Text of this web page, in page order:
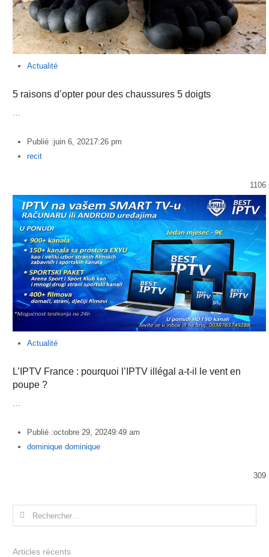
Actualité
5 raisons d’opter pour des chaussures 5 doigts
…
Publié :juin 6, 20217:26 pm
Author
recit
1106
Actualité
L’IPTV France : pourquoi l’IPTV illégal a-t-il le vent en
poupe ?
…
Publié :octobre 29, 20249:49 am
Author
dominique dominique
309
Rechercher :
Articles récents